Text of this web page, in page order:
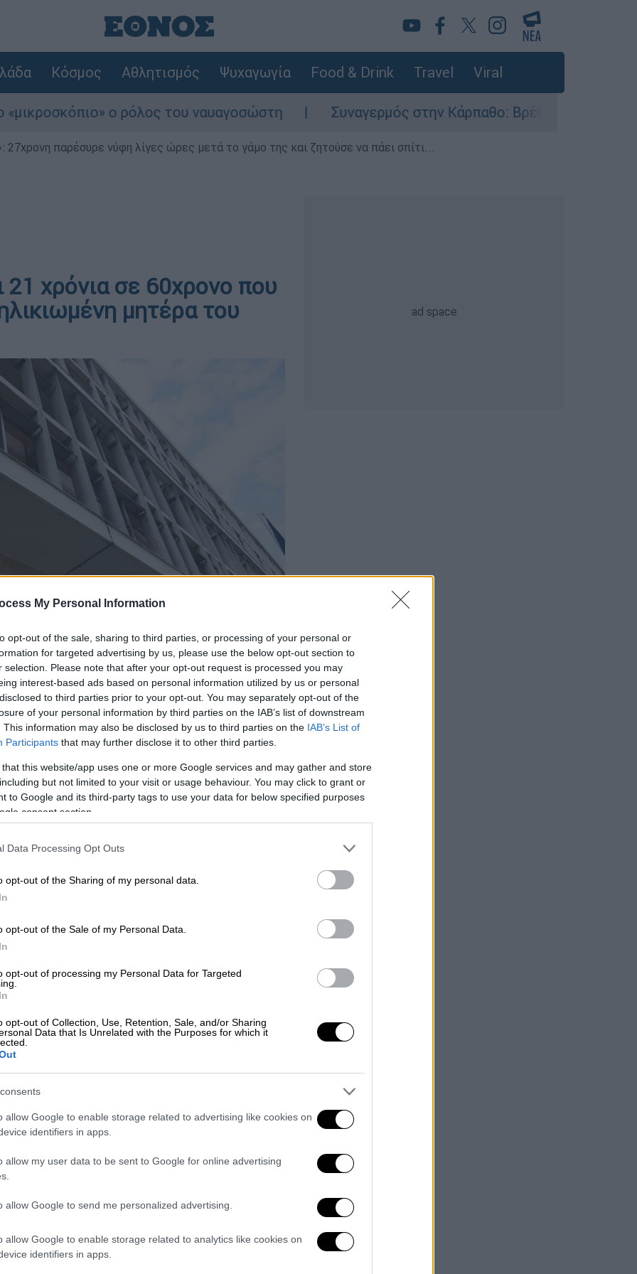
My Personal Information
opt-out of the sale, sharing to third parties, or processing of your personal or
for targeted advertising by us, please use the below opt-out section to
selection. Please note that after your opt-out request is processed you may
interest-based ads based on personal information utilized by us or personal
to third parties prior to your opt-out. You may separately opt-out of the
of your personal information by third parties on the IAB’s list of downstream
This information may also be disclosed by us to third parties on the IAB’s List of
Participants that may further disclose it to other third parties.
that this website/app uses one or more Google services and may gather and store
but not limited to your visit or usage behaviour. You may click to grant or
to Google and its third-party tags to use your data for below specified purposes
consent section.
Data Processing Opt Outs
opt-out of the Sharing of my personal data.
opt-out of the Sale of my Personal Data.
opt-out of processing my Personal Data for Targeted
opt-out of Collection, Use, Retention, Sale, and/or Sharing
Data that Is Unrelated with the Purposes for which it
allow Google to enable storage related to advertising like cookies on
identifiers in apps.
allow my user data to be sent to Google for online advertising
allow Google to send me personalized advertising.
allow Google to enable storage related to analytics like cookies on
identifiers in apps.
Κόσμος Αθλητισμός Ψυχαγωγία Food & Drink Travel Viral
ο ρόλος του ναυαγοσώστη Συναγερμός στην Κάρπαθο: Βρέθηκαν παλιά
παρέσυρε νύφη λίγες ώρες μετά το γάμο της και ζητούσε να πάει σπίτι...
21 χρόνια σε 60χρονο που
μητέρα του
το ΕΘΝΟΣ στη Google
21 χρόνωνκαταδικάστηκε 60χρονος, ο
και τυφλήμητέρατου , επειδή είχε
βίαζε κατ' επανάληψη, όσο ήταν εν ζωή,
ευρήματα στη σορό της
του κατηγορούμενου εντόπισε νεκρή
με τον κατηγορούμενο γιο της.
Δικαστήριο Θεσσαλονίκης, ενώπιον
60χρονος, τον έκρινε ένοχο για
σωματική βλάβη σε βάρος αδύναμου
βλάβη και γενετήσιες πράξεις μεταξύ
ελαφρυντικό.
τηςδικογραφίαςκαι τις μαρτυρικές
Αργυρή Κοτίνα
βία, χτυπώντας βάναυσα τον
«τη βίαζε μέχρι τον θάνατό της
«
της.
έγινε, όταν η 84χρονη τον φώναξε
και τη σκότωσε. «
μέρα ο δράστηςέσπευσε να τη
συγκαλύψει το έγκλημά του.Απείλησε,
ίδια τύχη με την μητέρα τους